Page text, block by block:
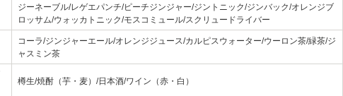
ジーネーブル/レゲエパンチ/ピーチジンジャー/ジントニック/ジンバック/オレンジブ
ロッサム/ウォッカトニック/モスコミュール/スクリュードライバー
コーラ/ジンジャーエール/オレンジジュース/カルピスウォーター/ウーロン茶/緑茶/ジ
ャスミン茶
樽生/焼酎（芋・麦）/日本酒/ワイン（赤・白）